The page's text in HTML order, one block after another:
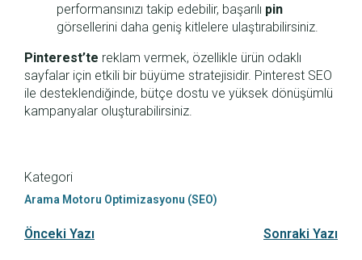
performansınızı takip edebilir, başarılı pin
görsellerini daha geniş kitlelere ulaştırabilirsiniz.
Pinterest’te reklam vermek, özellikle ürün odaklı
sayfalar için etkili bir büyüme stratejisidir. Pinterest SEO
ile desteklendiğinde, bütçe dostu ve yüksek dönüşümlü
kampanyalar oluşturabilirsiniz.
Kategori
Arama Motoru Optimizasyonu (SEO)
Önceki Yazı Sonraki Yazı